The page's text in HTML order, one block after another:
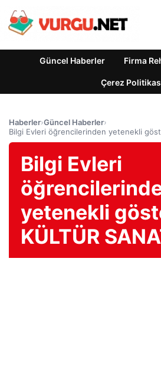
Güncel Haberler Firma
Çerez
Haberler›Güncel Haberler›
Bilgi Evleri öğrencilerinden yetenekli
Bilgi Evleri
yetenekli
KÜLTÜR